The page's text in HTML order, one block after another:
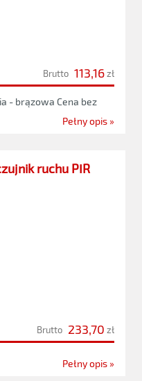
zł
113,16
Brutto
- brązowa Cena bez
Pełny opis »
ruchu PIR
zł
233,70
Brutto
Pełny opis »